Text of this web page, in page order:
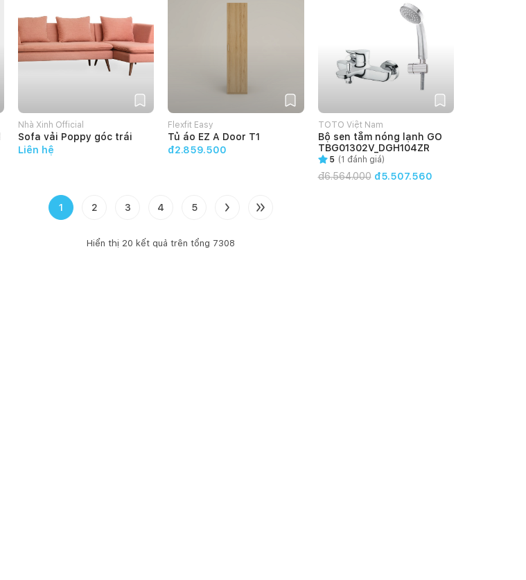
Nhà Xinh Official
Sofa vải Poppy góc trái
Liên hệ
Flexfit Easy
Tủ áo EZ A Door T1
đ2.859.500
TOTO Việt Nam
Bộ sen tắm nóng lạnh GO
TBG01302V_DGH104ZR
5 (1 đánh giá)
đ6.564.000 đ5.507.560
1 2 3 4 5
Hiển thị 20 kết quả trên tổng 7308